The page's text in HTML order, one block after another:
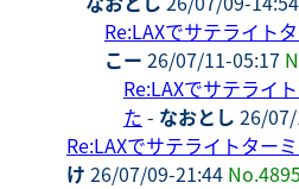
Re:LAXでサテライト
こー 26/07/11-05:17
Re:LAXでサテライ
た - なおとし 26/
Re:LAXでサテライトター
け 26/07/09-21:44 No.4895